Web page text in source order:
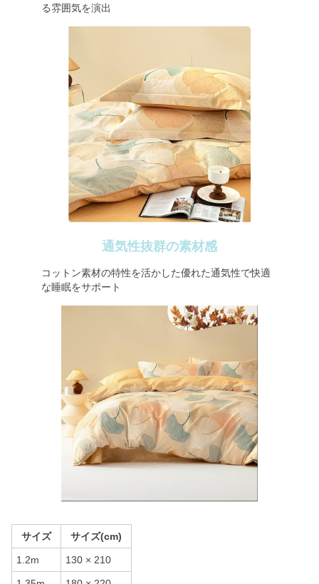
る雰囲気を演出
通気性抜群の素材感
コットン素材の特性を活かした優れた通気性で快適
な睡眠をサポート
サイズ サイズ(cm)
1.2m 130 × 210